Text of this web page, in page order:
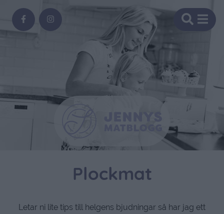
Plockmat
Letar ni lite tips till helgens bjudningar så har jag ett